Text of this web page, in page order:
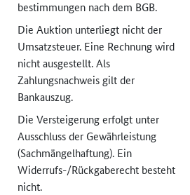
bestimmungen nach dem BGB.
Die Auktion unterliegt nicht der
Umsatzsteuer. Eine Rechnung wird
nicht ausgestellt. Als
Zahlungsnachweis gilt der
Bankauszug.
Die Versteigerung erfolgt unter
Ausschluss der Gewährleistung
(Sachmängel­haftung). Ein
Widerrufs-/Rückgaberecht besteht
nicht.